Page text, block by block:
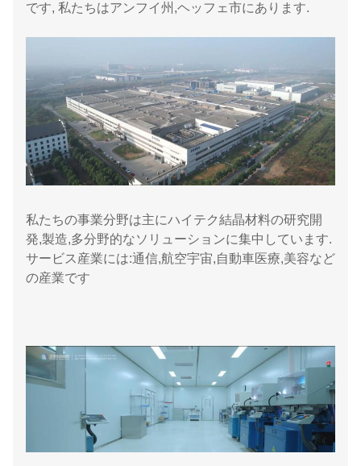
です, 私たちはアンフイ州,ヘッフェ市にあります.
私たちの事業分野は主にハイテク結晶材料の研究開
発,製造,多分野的なソリューションに集中しています.
サービス産業には:通信,航空宇宙,自動車医療,美容など
の産業です